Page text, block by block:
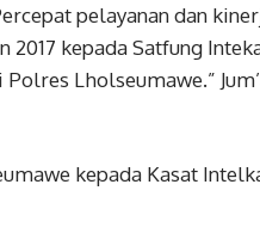
pelayanan dan
kepada Satfung
Lholseumawe.”
kepada Kasat